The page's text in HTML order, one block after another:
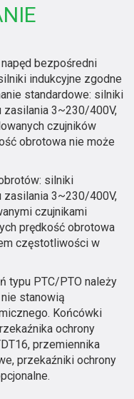
bezpośredni
indukcyjne zgodne
standardowe: silniki
zasilania 3~230/400V,
czujników
obrotowa nie może
silniki
zasilania 3~230/400V,
czujnikami
prędkość obrotowa
częstotliwości w
typu PTC/PTO należy
stanowią
Końcówki
ochrony
przemiennika
przekaźniki ochrony